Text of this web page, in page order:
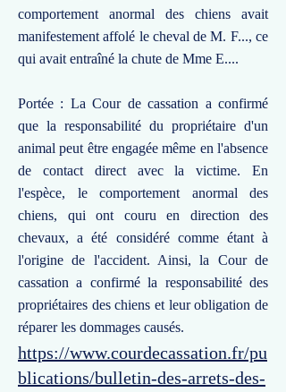
comportement anormal des chiens avait
manifestement affolé le cheval de M. F..., ce
qui avait entraîné la chute de Mme E....
Portée : La Cour de cassation a confirmé
que la responsabilité du propriétaire d'un
animal peut être engagée même en l'absence
de contact direct avec la victime. En
l'espèce, le comportement anormal des
chiens, qui ont couru en direction des
chevaux, a été considéré comme étant à
l'origine de l'accident. Ainsi, la Cour de
cassation a confirmé la responsabilité des
propriétaires des chiens et leur obligation de
réparer les dommages causés.
https://www.courdecassation.fr/pu
blications/bulletin-des-arrets-des-